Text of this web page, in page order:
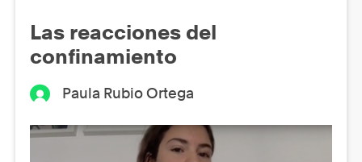
Las reacciones del
confinamiento
Paula Rubio Ortega